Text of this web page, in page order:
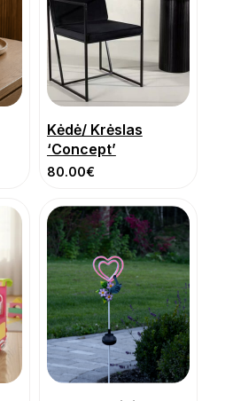
Kėdė/ Krėslas
‘Concept’
80.00€